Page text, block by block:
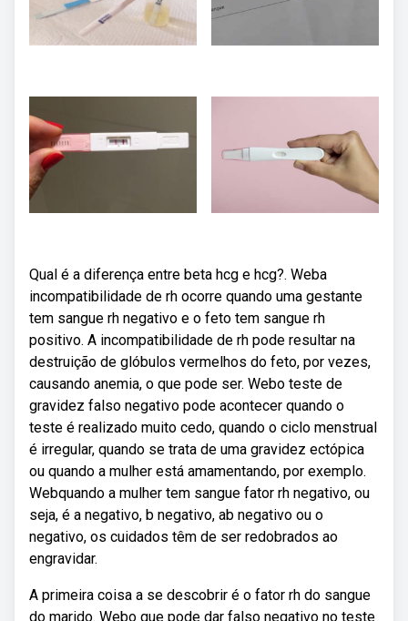
Qual é a diferença entre beta hcg e hcg?. Weba
incompatibilidade de rh ocorre quando uma gestante
tem sangue rh negativo e o feto tem sangue rh
positivo. A incompatibilidade de rh pode resultar na
destruição de glóbulos vermelhos do feto, por vezes,
causando anemia, o que pode ser. Webo teste de
gravidez falso negativo pode acontecer quando o
teste é realizado muito cedo, quando o ciclo menstrual
é irregular, quando se trata de uma gravidez ectópica
ou quando a mulher está amamentando, por exemplo.
Webquando a mulher tem sangue fator rh negativo, ou
seja, é a negativo, b negativo, ab negativo ou o
negativo, os cuidados têm de ser redobrados ao
engravidar.
A primeira coisa a se descobrir é o fator rh do sangue
do marido. Webo que pode dar falso negativo no teste